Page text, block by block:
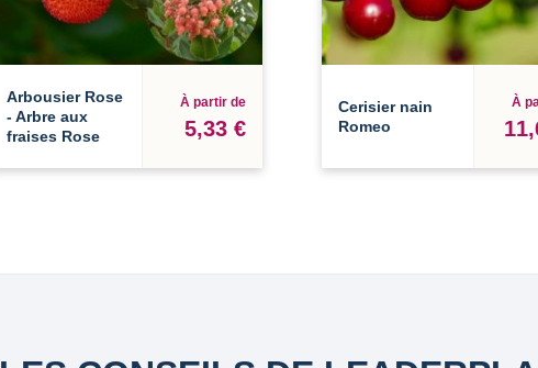
Arbousier Rose
- Arbre aux
fraises Rose
À partir de
5,33 €
Cerisier nain
Romeo
À